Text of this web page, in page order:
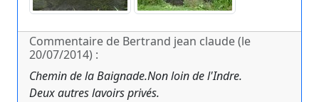
Commentaire de Bertrand jean claude (le
20/07/2014) :
Chemin de la Baignade.Non loin de l'Indre.
Deux autres lavoirs privés.